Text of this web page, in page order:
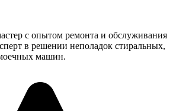
с опытом ремонта и обслуживания
в решении неполадок стиральных,
машин.